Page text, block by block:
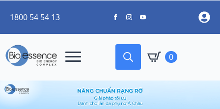
1800 54 54 13
0